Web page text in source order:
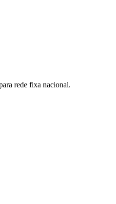
rede fixa nacional.